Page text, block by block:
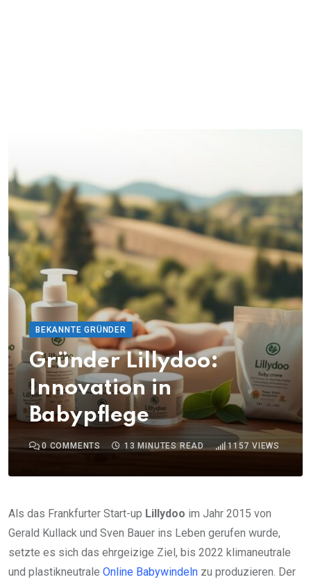
BEKANNTE GRÜNDER
Gründer Lillydoo:
Innovation in
Babypflege
0 COMMENTS 13 MINUTES READ 1157 VIEWS
Als das Frankfurter Start-up Lillydoo im Jahr 2015 von
Gerald Kullack und Sven Bauer ins Leben gerufen wurde,
setzte es sich das ehrgeizige Ziel, bis 2022 klimaneutrale
und plastikneutrale Online Babywindeln zu produzieren. Der